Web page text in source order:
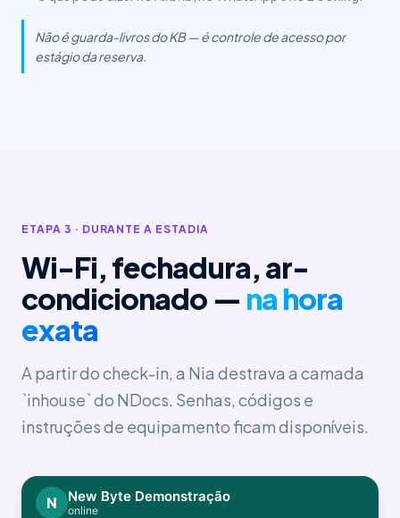
Não é guarda-livros do KB — é controle de acesso por
estágio da reserva.
ETAPA 3 · DURANTE A ESTADIA
Wi-Fi, fechadura, ar-
condicionado — na hora
exata
A partir do check-in, a Nia destrava a camada
`inhouse` do NDocs. Senhas, códigos e
instruções de equipamento ficam disponíveis.
N New Byte Demonstração
online